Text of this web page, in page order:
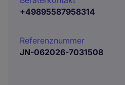
+49895587958314
Referenznummer
JN-062026-7031508